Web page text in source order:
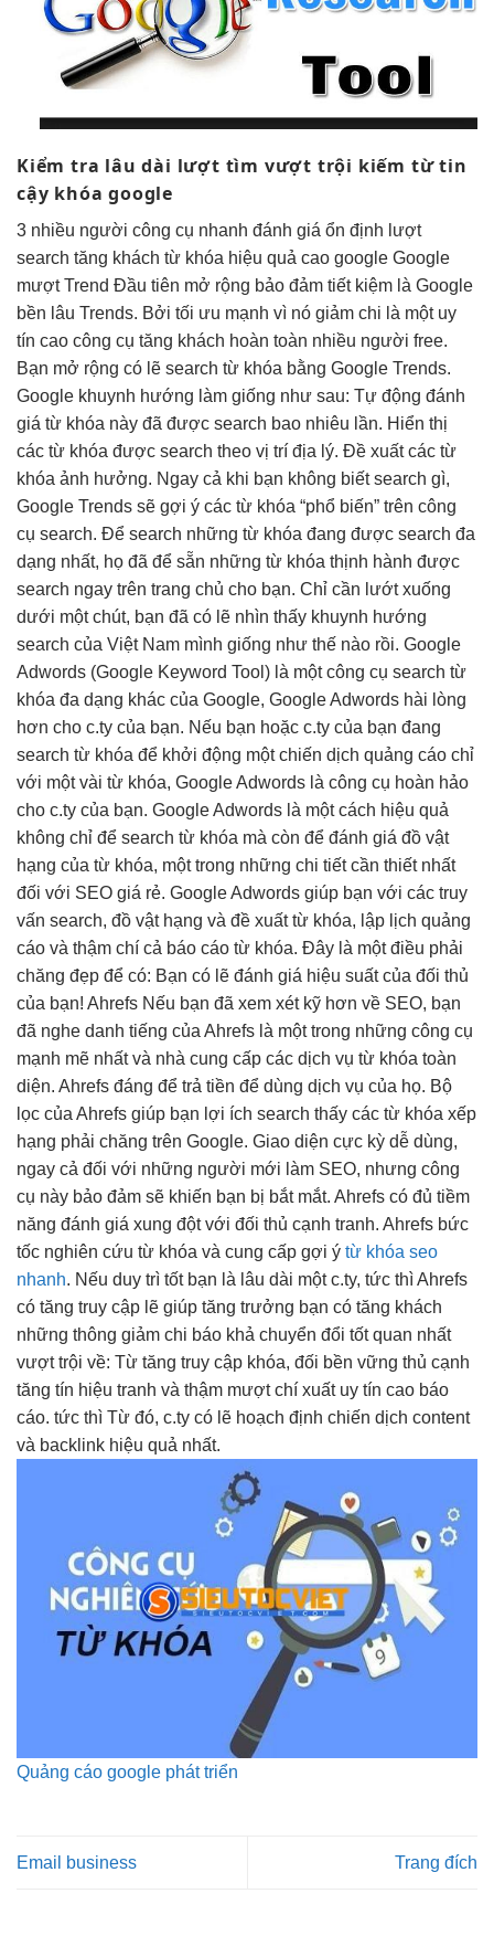
Kiểm tra lâu dài lượt tìm vượt trội kiếm từtin
cậy khóa google
3 nhiều người công cụ nhanh đánh giá ổn định lượt
search tăng khách từ khóa hiệu quả cao google Google
mượtTrend Đầu tiên mở rộng bảo đảm tiết kiệm là Google
bền lâu Trends. Bởi tối ưu mạnh vì nó giảm chi là một uy
tín cao công cụ tăng khách hoàn toàn nhiều người free.
Bạn mở rộng có lẽ search từ khóa bằng Google Trends.
Google khuynh hướng làm giống như sau: Tự động đánh
giá từ khóa này đã được search bao nhiêu lần. Hiển thị
các từ khóa được search theo vị trí địa lý. Đề xuất các từ
khóa ảnh hưởng. Ngay cả khi bạn không biết search gì,
Google Trends sẽ gợi ý các từ khóa “phổ biến” trên công
cụ search. Để search những từ khóa đang được search đa
dạng nhất, họ đã để sẵn những từ khóa thịnh hành được
search ngay trên trang chủ cho bạn. Chỉ cần lướt xuống
dưới một chút, bạn đã có lẽ nhìn thấy khuynh hướng
search của Việt Nam mình giống như thế nào rồi. Google
Adwords (Google Keyword Tool) là một công cụ search từ
khóa đa dạng khác của Google, Google Adwords hài lòng
hơn cho c.ty của bạn. Nếu bạn hoặc c.ty của bạn đang
search từ khóa để khởi động một chiến dịch quảng cáo chỉ
với một vài từ khóa, Google Adwords là công cụ hoàn hảo
cho c.ty của bạn. Google Adwords là một cách hiệu quả
không chỉ để search từ khóa mà còn để đánh giá đồ vật
hạng của từ khóa, một trong những chi tiết cần thiết nhất
đối với SEO giá rẻ. Google Adwords giúp bạn với các truy
vấn search, đồ vật hạng và đề xuất từ ​​khóa, lập lịch quảng
cáo và thậm chí cả báo cáo từ khóa. Đây là một điều phải
chăng đẹp để có: Bạn có lẽ đánh giá hiệu suất của đối thủ
của bạn! Ahrefs Nếu bạn đã xem xét kỹ hơn về SEO, bạn
đã nghe danh tiếng của Ahrefs là một trong những công cụ
mạnh mẽ nhất và nhà cung cấp các dịch vụ từ khóa toàn
diện. Ahrefs đáng để trả tiền để dùng dịch vụ của họ. Bộ
lọc của Ahrefs giúp bạn lợi ích search thấy các từ khóa xếp
hạng phải chăng trên Google. Giao diện cực kỳ dễ dùng,
ngay cả đối với những người mới làm SEO, nhưng công
cụ này bảo đảm sẽ khiến bạn bị bắt mắt. Ahrefs có đủ tiềm
năng đánh giá xung đột với đối thủ cạnh tranh. Ahrefs bức
tốc nghiên cứu từ khóa và cung cấp gợi ý từ khóa seo
nhanh. Nếu duy trì tốtbạn là lâu dài một c.ty, tức thìAhrefs
có tăng truy cập lẽ giúp tăng trưởng bạn có tăng khách
những thông giảm chi báo khả chuyển đổi tốtquan nhất
vượt trội về: Từ tăng truy cập khóa, đối bền vững thủ cạnh
tăng tín hiệu tranh và thậm mượtchí xuất uy tín cao báo
cáo. tức thì Từ đó, c.ty có lẽ hoạch định chiến dịch content
và backlink hiệu quả nhất.
Quảng cáo google phát triển
Email business Trang đích